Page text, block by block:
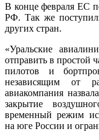
В конце февраля ЕС
РФ. Так же
других стран.
«Уральские
отправить в простой
пилотов и
независящим от
авиакомпания
закрытие
временный режим
на юге России и